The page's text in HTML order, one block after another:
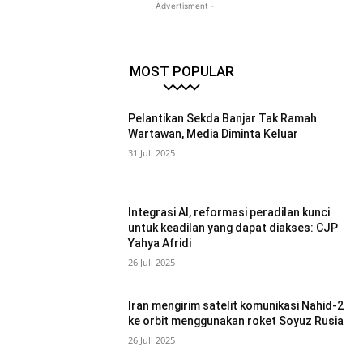
- Advertisment -
MOST POPULAR
Pelantikan Sekda Banjar Tak Ramah
Wartawan, Media Diminta Keluar
31 Juli 2025
Integrasi AI, reformasi peradilan kunci
untuk keadilan yang dapat diakses: CJP
Yahya Afridi
26 Juli 2025
Iran mengirim satelit komunikasi Nahid-2
ke orbit menggunakan roket Soyuz Rusia
26 Juli 2025